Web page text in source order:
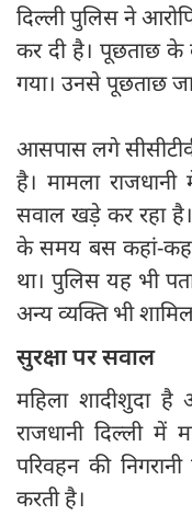
दिल्ली पुलिस ने
कर दी है। पूछताछ के
गया। उनसे पूछताछ
आसपास लगे
है। मामला
सवाल खड़े कर रहा
के समय बस कहां-
था। पुलिस यह भी
अन्य व्यक्ति भी
सुरक्षा पर सवाल
महिला शादीशुदा
राजधानी दिल्ली में
परिवहन की
करती है।